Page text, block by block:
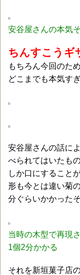
安谷屋さんの本気
ちんすこうギ
もちろん今回のた
どこまでも本気すぎ
安谷屋さんの話に
べられてはいたも
しか口にすること
形も今とは違い菊
分ぐらいかかったそ
当時の木型で再現
1個2分かかる
それを新垣菓子店